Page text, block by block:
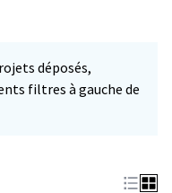
déposés,
filtres à gauche de